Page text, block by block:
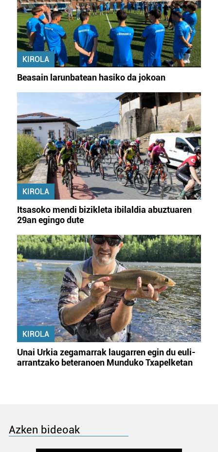
KIROLA
Beasain larunbatean hasiko da jokoan
KIROLA
Itsasoko mendi bizikleta ibilaldia abuztuaren
29an egingo dute
KIROLA
Unai Urkia zegamarrak laugarren egin du euli-
arrantzako beteranoen Munduko Txapelketan
Azken bideoak